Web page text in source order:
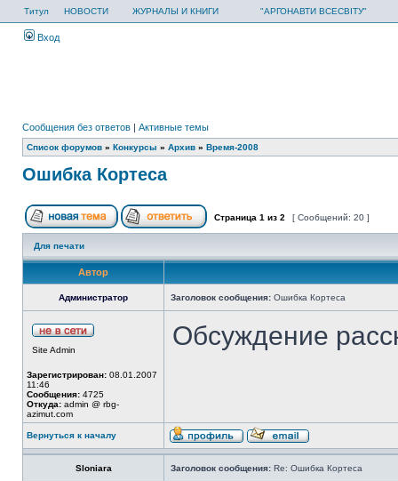
Титул НОВОСТИ ЖУРНАЛЫ И КНИГИ "АРГОНАВТИ ВСЕСВІТУ"
Вход
Сообщения без ответов | Активные темы
Список форумов » Конкурсы » Архив » Время-2008
Ошибка Кортеса
Страница 1 из 2 [ Сообщений: 20 ]
Для печати
Автор
Администратор Заголовок сообщения: Ошибка Кортеса
Site Admin
Зарегистрирован: 08.01.2007
11:46
Сообщения: 4725
Откуда: admin @ rbg-
azimut.com
Обсуждение
Вернуться к началу
Sloniara Заголовок сообщения: Re: Ошибка Кортеса